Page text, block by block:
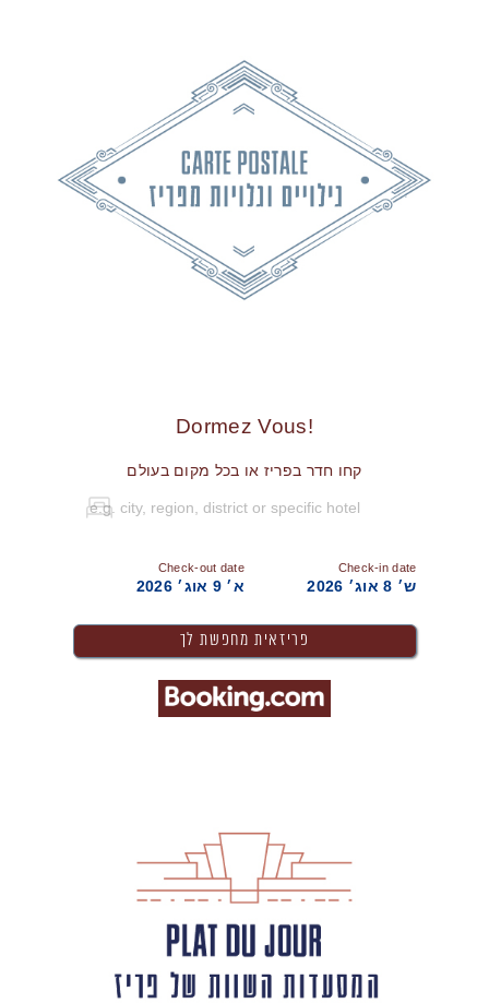
!Dormez Vous
קחו חדר בפריז או בכל מקום בעולם
Check-in date
ש׳ 8 אוג׳ 2026
Check-out date
א׳ 9 אוג׳ 2026